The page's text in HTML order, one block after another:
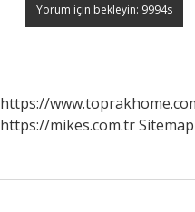
https://
https://mikes.com.trSitemap